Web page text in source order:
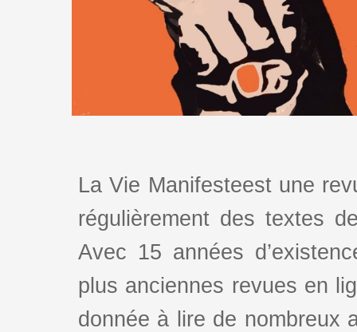
La Vie Manifesteest une
régulièrement des textes
Avec 15 années
plus anciennes revues en
donnée à lire de nombreux